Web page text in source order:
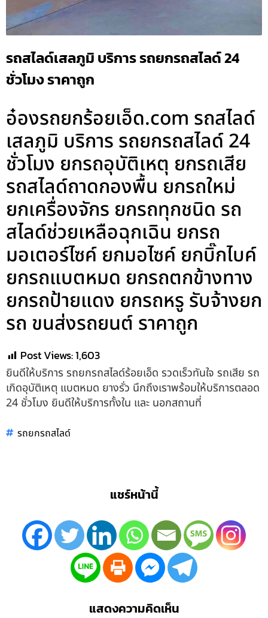
รถสไลด์เสลภูมิ บริการ รถยกรถสไลด์ 24
ชั่วโมง ราคาถูก
อ๋องรถยกร้อยเอ็ด.com รถสไลด์
เสลภูมิ บริการ รถยกรถสไลด์ 24
ชั่วโมง ยกรถอุบัติเหตุ ยกรถเสีย
รถสไลด์ถาดกองพื้น ยกรถใหม่
ยกเครื่องจักร ยกรถทุกชนิด รถ
สไลด์ช่วยเหลือฉุกเฉิน ยกรถ
มอเตอร์ไซค์ ยกมอไซค์ ยกบิ๊กไบค์
ยกรถแบตหมด ยกรถตกข้างทาง
ยกรถป้ายแดง ยกรถหรู รับจ้างยก
รถ ขนส่งรถยนต์ ราคาถูก
Post Views:1,603
ยินดีให้บริการ รถยกรถสไลด์ร้อยเอ็ด รวดเร็วทันใจ รถเสีย รถ
เกิดอุบัติเหตุ แบตหมด ยางรั่ว นึกถึงเราพร้อมให้บริการตลอด
24 ชั่วโมง ยินดีให้บริการทั้งใน และ นอกสถานที่
รถยกรถสไลด์
แชร์หน้านี้
แสดงความคิดเห็น